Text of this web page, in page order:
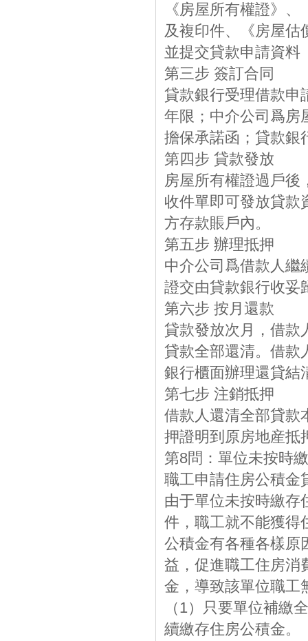
《房屋所有權證》
及複印件、《房屋估
並提交貸款申請資料
第三步 簽訂合同
貸款銀行受理借款申
年限；中介公司爲房
擔保承諾函；貸款銀
第四步 貸款發放
房屋所有權證過戶後
收件單即可發放貸款
方存款賬戶內。
第五步 辦理抵押
中介公司爲借款人繼
證交由貸款銀行收妥
第六步 按月還款
貸款發放次月，借款
貸款全部還清。借款
銀行櫃面辦理還貸結
第七步 注銷抵押
借款人還清全部貸款
押證明到原房地産抵
第8問：單位未按時
職工申請住房公積金
由于單位未按時繳存
件，職工就不能獲得
公積金有各種各樣原
益，促進職工住房消
金，導致該單位職工
（1）只要單位補繳
續繳存住房公積金。